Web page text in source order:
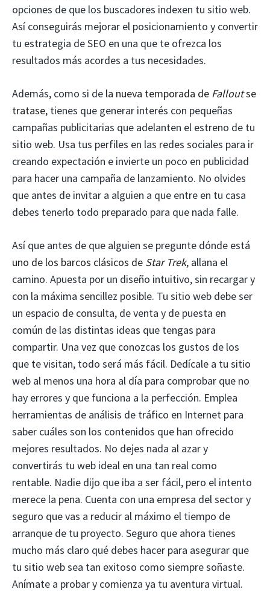
opciones de que los buscadores indexen tu sitio web.
Así conseguirás mejorar el posicionamiento y convertir
tu estrategia de SEO en una que te ofrezca los
resultados más acordes a tus necesidades.
Además, como si de la nueva temporada de Falloutse
tratase, tienes que generar interés con pequeñas
campañas publicitarias que adelanten el estreno de tu
sitio web. Usa tus perfiles en las redes sociales para ir
creando expectación e invierte un poco en publicidad
para hacer una campaña de lanzamiento. No olvides
que antes de invitar a alguien a que entre en tu casa
debes tenerlo todo preparado para que nada falle.
Así que antes de que alguien se pregunte dónde está
uno de los barcos clásicos de Star Trek, allana el
camino. Apuesta por un diseño intuitivo, sin recargar y
con la máxima sencillez posible. Tu sitio web debe ser
un espacio de consulta, de venta y de puesta en
común de las distintas ideas que tengas para
compartir. Una vez que conozcas los gustos de los
que te visitan, todo será más fácil. Dedícale a tu sitio
web al menos una hora al día para comprobar que no
hay errores y que funciona a la perfección. Emplea
herramientas de análisis de tráfico en Internet para
saber cuáles son los contenidos que han ofrecido
mejores resultados. No dejes nada al azar y
convertirás tu web ideal en una tan real como
rentable. Nadie dijo que iba a ser fácil, pero el intento
merece la pena. Cuenta con una empresa del sector y
seguro que vas a reducir al máximo el tiempo de
arranque de tu proyecto. Seguro que ahora tienes
mucho más claro qué debes hacer para asegurar que
tu sitio web sea tan exitoso como siempre soñaste.
Anímate a probar y comienza ya tu aventura virtual.